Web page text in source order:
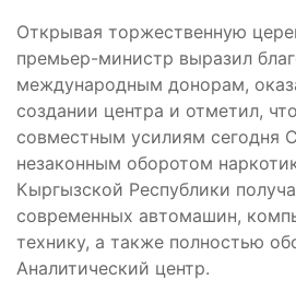
Открывая торжественную
премьер-министр выразил
международным донорам,
создании центра и отметил,
совместным усилиям сегодня
незаконным оборотом
Кыргызской Республики
современных автомашин,
технику, а также полностью
Аналитический центр.